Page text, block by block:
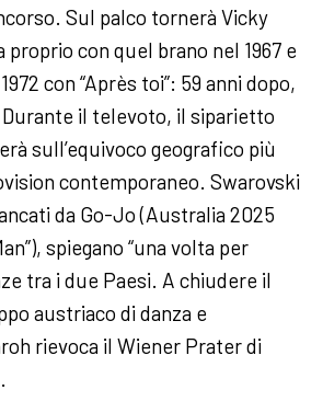
Sul palco tornerà Vicky
con quel brano nel 1967 e
con “Après toi”: 59 anni dopo,
Durante il televoto, il siparietto
sull’equivoco geografico più
contemporaneo. Swarovski
da Go-Jo (Australia 2025
spiegano “una volta per
tra i due Paesi. A chiudere il
austriaco di danza e
rievoca il Wiener Prater di